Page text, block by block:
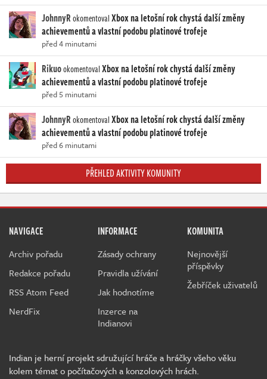
JohnnyRokomentovalXbox na letošní rok chystá další změny
achievementů a vlastní podobu platinové trofeje
před 4 minutami
RikuookomentovalXbox na letošní rok chystá další změny
achievementů a vlastní podobu platinové trofeje
před 5 minutami
JohnnyRokomentovalXbox na letošní rok chystá další změny
achievementů a vlastní podobu platinové trofeje
před 6 minutami
PŘEHLED AKTIVITY KOMUNITY
NAVIGACE
Archiv pořadu
Redakce pořadu
RSS Atom Feed
NerdFix
INFORMACE
Zásady ochrany
Pravidla užívání
Jak hodnotíme
Inzerce na
Indianovi
KOMUNITA
Nejnovější
příspěvky
Žebříček uživatelů
Indian je herní projekt sdružující hráče a hráčky všeho věku
kolem témat o počítačových a konzolových hrách.